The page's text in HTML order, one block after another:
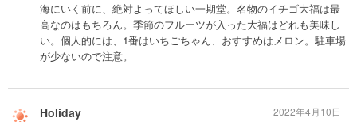
海にいく前に、絶対よってほしい一期堂。名物のイチゴ大福は最
高なのはもちろん。季節のフルーツが入った大福はどれも美味し
い。個人的には、1番はいちごちゃん、おすすめはメロン。駐車場
が少ないので注意。
Holiday 2022年4月10日